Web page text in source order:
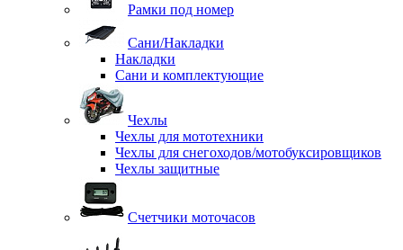
Рамки под номер
Сани/Накладки
Накладки
Сани и комплектующие
Чехлы
Чехлы для мототехники
Чехлы для снегоходов/мотобуксировщиков
Чехлы защитные
Счетчики моточасов